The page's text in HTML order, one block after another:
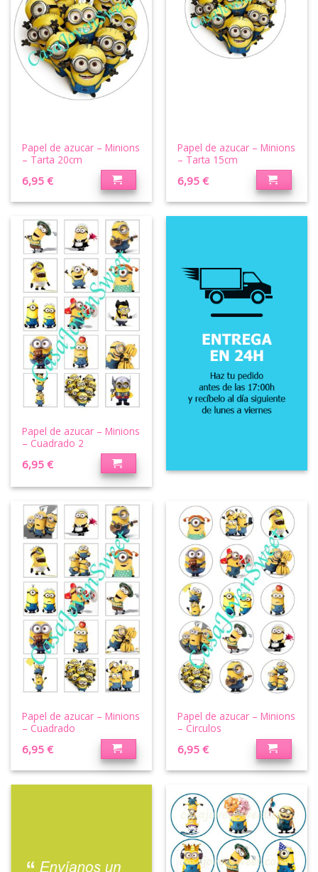
Papel de azucar – Minions
– Tarta 20cm
6,95€
Papel de azucar – Minions
– Tarta 15cm
6,95€
Papel de azucar – Minions
– Cuadrado 2
6,95€
Papel de azucar – Minions
– Cuadrado
6,95€
Papel de azucar – Minions
– Circulos
6,95€